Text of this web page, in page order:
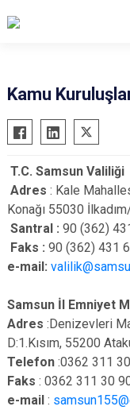
Kamu
T.C. Samsun Valiliği
Adres : Kale
Konağı 55030
Santral : 90 (362)
Faks : 90 (362) 431
e-mail:
Samsun İl Emniyet
Adres :Denizevleri
D:1.Kısım, 55200
Telefon :0362 311
Faks : 0362 311 30
e-mail :